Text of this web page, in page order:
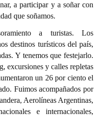
a participar y a soñar con
que soñamos.
a turistas. Los
destinos turísticos del país,
Y tenemos que festejarlo.
excursiones y calles repletas
un 26 por ciento el
Fuimos acompañados por
Aerolíneas Argentinas,
e internacionales,